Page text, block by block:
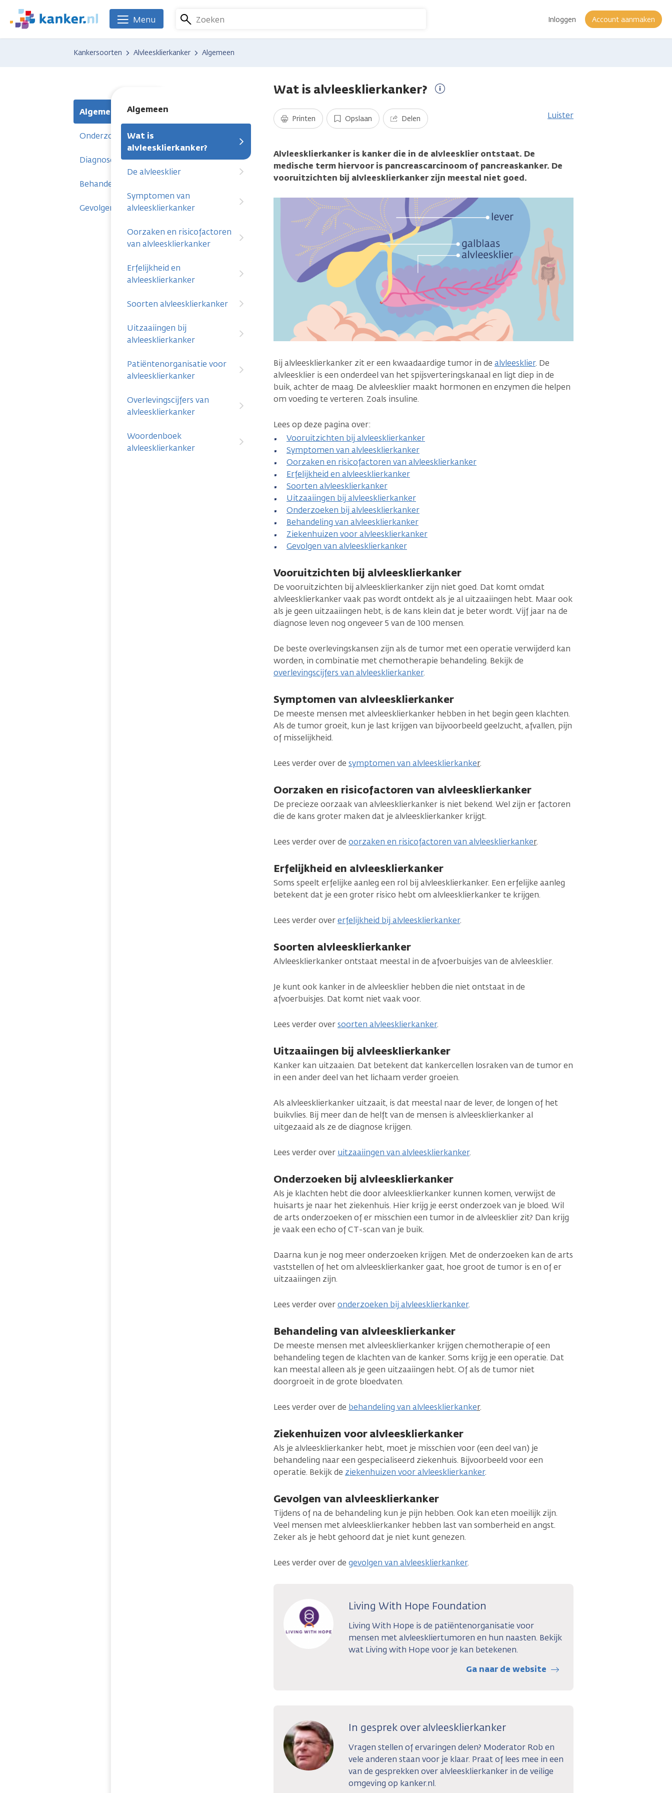
naar
We
zijn
Zoeken Inloggen Account aanmaken
Menu
Kankersoorten Alvleesklierkanker Algemeen
Algemeen Algemeen
Wat is
alvleesklierkanker?
De alvleesklier
Symptomen van
alvleesklierkanker
Oorzaken en risicofactoren
van alvleesklierkanker
Erfelijkheid en
alvleesklierkanker
Soorten alvleesklierkanker
Uitzaaiingen bij
alvleesklierkanker
Patiëntenorganisatie voor
alvleesklierkanker
Overlevingscijfers van
alvleesklierkanker
Woordenboek
alvleesklierkanker
Onderzoeken
Diagnose
Behandelingen
Gevolgen
Wat is alvleesklierkanker?
Printen Opslaan Delen Luister
Alvleesklierkanker is kanker die in de alvleesklier ontstaat. De
medische term hiervoor is pancreascarcinoom of pancreaskanker. De
vooruitzichten bij alvleesklierkanker zijn meestal niet goed.
Bij alvleesklierkanker zit er een kwaadaardige tumor in de alvleesklier. De
alvleesklier is een onderdeel van het spijsverteringskanaal en ligt diep in de
buik, achter de maag. De alvleesklier maakt hormonen en enzymen die helpen
om voeding te verteren. Zoals insuline.
Lees op deze pagina over:
Vooruitzichten bij alvleesklierkanker
Symptomen van alvleesklierkanker
Oorzaken en risicofactoren van alvleesklierkanker
Erfelijkheid en alvleesklierkanker
Soorten alvleesklierkanker
Uitzaaiingen bij alvleesklierkanker
Onderzoeken bij alvleesklierkanker
Behandeling van alvleesklierkanker
Ziekenhuizen voor alvleesklierkanker
Gevolgen van alvleesklierkanker
Vooruitzichten bij alvleesklierkanker
De vooruitzichten bij alvleesklierkanker zijn niet goed. Dat komt omdat
alvleesklierkanker vaak pas wordt ontdekt als je al uitzaaiingen hebt. Maar ook
als je geen uitzaaiingen hebt, is de kans klein dat je beter wordt. Vijf jaar na de
diagnose leven nog ongeveer 5 van de 100 mensen.
De beste overlevingskansen zijn als de tumor met een operatie verwijderd kan
worden, in combinatie met chemotherapie behandeling. Bekijk de
overlevingscijfers van alvleesklierkanker.
Symptomen van alvleesklierkanker
De meeste mensen met alvleesklierkanker hebben in het begin geen klachten.
Als de tumor groeit, kun je last krijgen van bijvoorbeeld geelzucht, afvallen, pijn
of misselijkheid.
Lees verder over de symptomen van alvleesklierkanker.
Oorzaken en risicofactoren van alvleesklierkanker
De precieze oorzaak van alvleesklierkanker is niet bekend. Wel zijn er factoren
die de kans groter maken dat je alvleesklierkanker krijgt.
Lees verder over de oorzaken en risicofactoren van alvleesklierkanker.
Erfelijkheid en alvleesklierkanker
Soms speelt erfelijke aanleg een rol bij alvleesklierkanker. Een erfelijke aanleg
betekent dat je een groter risico hebt om alvleesklierkanker te krijgen.
Lees verder overerfelijkheid bij alvleesklierkanker.
Soorten alvleesklierkanker
Alvleesklierkanker ontstaat meestal in de afvoerbuisjes van de alvleesklier.
Je kunt ook kanker in de alvleesklier hebben die niet ontstaat in de
afvoerbuisjes. Dat komt niet vaak voor.
Lees verder oversoorten alvleesklierkanker.
Uitzaaiingen bij alvleesklierkanker
Kanker kan uitzaaien. Dat betekent dat kankercellen losraken van de tumor en
in een ander deel van het lichaam verder groeien.
Als alvleesklierkanker uitzaait, is dat meestal naar de lever, de longen of het
buikvlies. Bij meer dan de helft van de mensen is alvleesklierkanker al
uitgezaaid als ze de diagnose krijgen.
Lees verder over uitzaaiingen van alvleesklierkanker.
Onderzoeken bij alvleesklierkanker
Als je klachten hebt die door alvleesklierkanker kunnen komen, verwijst de
huisarts je naar het ziekenhuis. Hier krijg je eerst onderzoek van je bloed. Wil
de arts onderzoeken of er misschien een tumor in de alvleesklier zit? Dan krijg
je vaak een echo of CT-scan van je buik.
Daarna kun je nog meer onderzoeken krijgen. Met de onderzoeken kan de arts
vaststellen of het om alvleesklierkanker gaat, hoe groot de tumor is en of er
uitzaaiingen zijn.
Lees verder overonderzoeken bij alvleesklierkanker.
Behandeling van alvleesklierkanker
De meeste mensen met alvleesklierkanker krijgen chemotherapie of een
behandeling tegen de klachten van de kanker. Soms krijg je een operatie. Dat
kan meestal alleen als je geen uitzaaiingen hebt. Of als de tumor niet
doorgroeit in de grote bloedvaten.
Lees verder over de behandeling van alvleesklierkanker.
Ziekenhuizen voor alvleesklierkanker
Als je alvleesklierkanker hebt, moet je misschien voor (een deel van) je
behandeling naar een gespecialiseerd ziekenhuis. Bijvoorbeeld voor een
operatie. Bekijk de ziekenhuizen voor alvleesklierkanker.
Gevolgen van alvleesklierkanker
Tijdens of na de behandeling kun je pijn hebben. Ook kan eten moeilijk zijn.
Veel mensen met alvleesklierkanker hebben last van somberheid en angst.
Zeker als je hebt gehoord dat je niet kunt genezen.
Lees verder over de gevolgen van alvleesklierkanker.
Living With Hope Foundation
Living With Hope is de patiëntenorganisatie voor
mensen met alvleeskliertumoren en hun naasten. Bekijk
wat Living with Hope voor je kan betekenen.
Ga naar de website
In gesprek over alvleesklierkanker
Vragen stellen of ervaringen delen? Moderator Rob en
vele anderen staan voor je klaar. Praat of lees mee in een
van de gesprekken over alvleesklierkanker in de veilige
omgeving op kanker.nl.